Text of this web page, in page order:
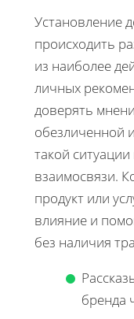
Установление
происходить
из наиболее
личных
доверять
обезличенной
такой
взаимосвязи.
продукт или
влияние и
без наличия
бренда